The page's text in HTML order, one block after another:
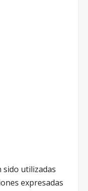
sido utilizadas
expresadas